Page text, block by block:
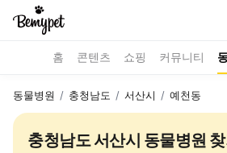
홈 콘텐츠 쇼핑 커뮤니티
동물병원 / 충청남도 / 서산시 / 예천동
충청남도 서산시 동물병원